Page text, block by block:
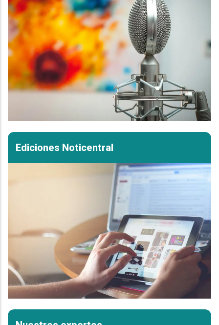
Ediciones Noticentral